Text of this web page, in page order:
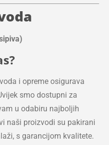
i opreme osigurava
smo dostupni za
u odabiru najboljih
naši proizvodi su pakirani
s garancijom kvalitete.